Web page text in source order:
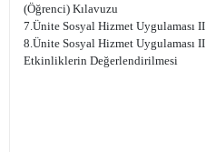
(Öğrenci) Kılavuzu
7.Ünite Sosyal Hizmet Uygulaması
8.Ünite Sosyal Hizmet Uygulaması
Etkinliklerin Değerlendirilmesi